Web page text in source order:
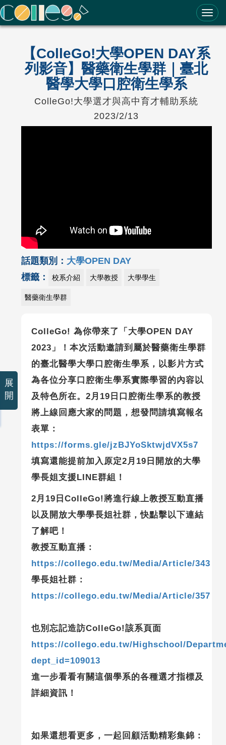
ColleGo! 大學選才與高中育才輔助系統
【ColleGo!大學OPEN DAY系
列影音】醫藥衛生學群｜臺北
醫學大學口腔衛生學系
ColleGo!大學選才與高中育才輔助系統
2023/2/13
話題類別： 大學OPEN DAY
標籤：
校系介紹 大學教授 大學學生
醫藥衛生學群
ColleGo! 為你帶來了「大學OPEN DAY
2023」！本次活動邀請到屬於醫藥衛生學群
的臺北醫學大學口腔衛生學系，以影片方式
為各位分享口腔衛生學系實際學習的內容以
及特色所在。2月19日口腔衛生學系的教授
將上線回應大家的問題，想發問請填寫報名
表單：
https://forms.gle/jzBJYoSktwjdVX5s7
填寫還能提前加入原定2月19日開放的大學
學長姐支援LINE群組！
2月19日ColleGo!將進行線上教授互動直播
以及開放大學學長姐社群，快點擊以下連結
了解吧！
教授互動直播：
https://collego.edu.tw/Media/Article/343
學長姐社群：
https://collego.edu.tw/Media/Article/357
也別忘記造訪ColleGo!該系頁面
https://collego.edu.tw/Highschool/
dept_id=109013
進一步看看有關這個學系的各種選才指標及
詳細資訊！
如果還想看更多，一起回顧活動精彩集錦：
展
開